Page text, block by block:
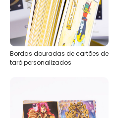
Bordas douradas de cartões de
tarô personalizados